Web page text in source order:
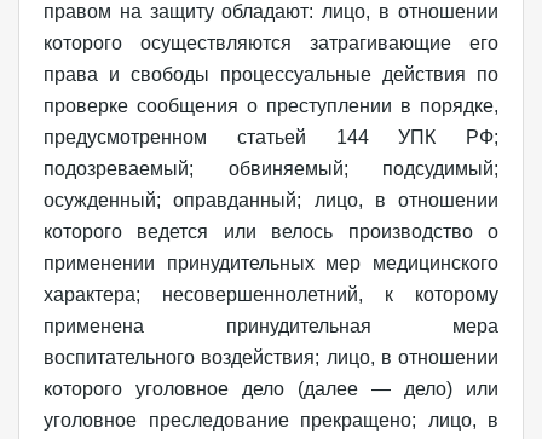
правом на защиту обладают: лицо, в отношении
которого осуществляются затрагивающие его
права и свободы процессуальные действия по
проверке сообщения о преступлении в порядке,
предусмотренном статьей 144 УПК РФ;
подозреваемый; обвиняемый; подсудимый;
осужденный; оправданный; лицо, в отношении
которого ведется или велось производство о
применении принудительных мер медицинского
характера; несовершеннолетний, к которому
применена принудительная мера
воспитательного воздействия; лицо, в отношении
которого уголовное дело (далее — дело) или
уголовное преследование прекращено; лицо, в